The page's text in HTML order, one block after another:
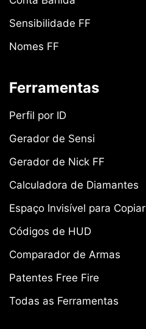
Sensibilidade FF
Nomes FF
Ferramentas
Perfil por ID
Gerador de Sensi
Gerador de Nick FF
Calculadora de Diamantes
Espaço Invisível para Copiar
Códigos de HUD
Comparador de Armas
Patentes Free Fire
Todas as Ferramentas